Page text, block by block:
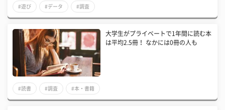
#遊び #データ #調査
大学生がプライベートで1年間に読む本
は平均2.5冊！ なかには0冊の人も
#読書 #調査 #本・書籍